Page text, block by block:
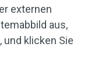
externen
aus,
klicken Sie